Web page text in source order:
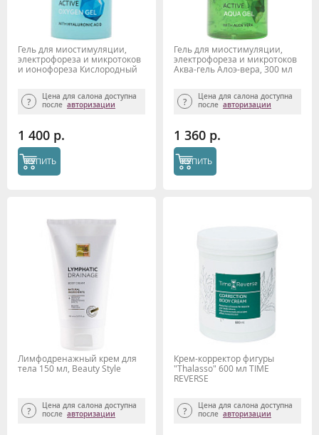
Гель для миостимуляции,
электрофореза и микротоков
и ионофореза Кислородный
Цена для салона доступна
после авторизации
1 400 р.
КУПИТЬ
Гель для миостимуляции,
электрофореза и микротоков
Аква-гель Алоэ-вера, 300 мл
Цена для салона доступна
после авторизации
1 360 р.
КУПИТЬ
Лимфодренажный крем для
тела 150 мл, Beauty Style
Цена для салона доступна
после авторизации
Крем-корректор фигуры
"Thalasso" 600 мл TIME
REVERSE
Цена для салона доступна
после авторизации